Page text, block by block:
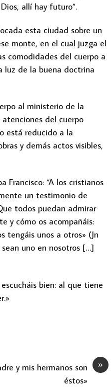
allí hay futuro”.
esta ciudad sobre un
monte, en el cual juzga el
comodidades del cuerpo a
luz de la buena doctrina
al ministerio de la
del cuerpo
está reducido a la
y demás actos visibles,
Francisco: “A los cristianos
un testimonio de
todos puedan admirar
y cómo os acompañáis:
tengáis unos a otros» (Jn
sean uno en nosotros […]
bien: al que tiene
»
y mis hermanos son
éstos»